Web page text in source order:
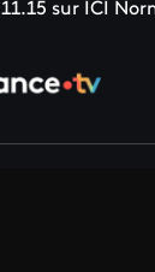
sur ICI
<br/> Dans la
bleu <br/> Dans
et cordon bleu <br/>